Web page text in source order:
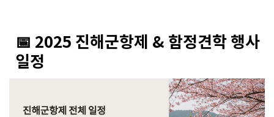
📅 2025 진해군항제 & 함정견학 행사
일정